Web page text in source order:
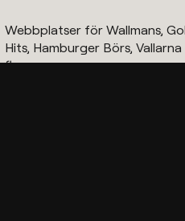
Webbplatser för Wallmans,
Hits, Hamburger Börs,
flera.